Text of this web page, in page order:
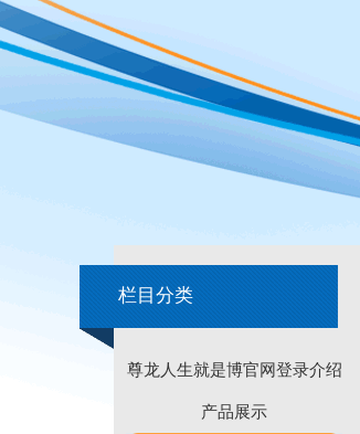
栏目分类
尊龙人生就是博官网登录介绍
产品展示